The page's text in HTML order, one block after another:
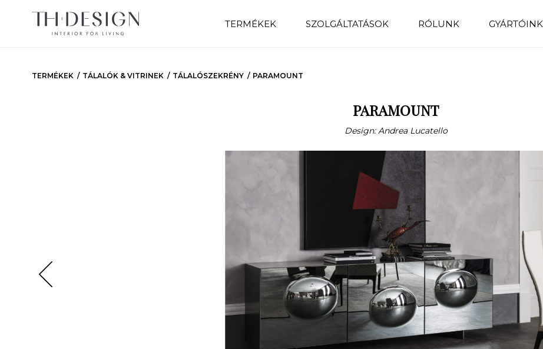
TERMÉKEK SZOLGÁLTATÁSOK RÓLUNK GYÁRTÓINK
TERMÉKEK TÁLALÓK & VITRINEK TÁLALÓSZEKRÉNY PARAMOUNT
PARAMOUNT
Design: Andrea Lucatello